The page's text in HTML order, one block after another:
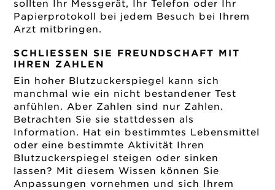
sollten Ihr Messgerät, Ihr Telefon oder Ihr
Papierprotokoll bei jedem Besuch bei Ihrem
Arzt mitbringen.
SCHLIESSEN SIE FREUNDSCHAFT MIT I
HREN ZAHLEN
Ein hoher Blutzuckerspiegel kann sich
manchmal wie ein nicht bestandener Test
anfühlen. Aber Zahlen sind nur Zahlen.
Betrachten Sie sie stattdessen als
Information. Hat ein bestimmtes Lebensmittel
oder eine bestimmte Aktivität Ihren
Blutzuckerspiegel steigen oder sinken
lassen? Mit diesem Wissen können Sie
Anpassungen vornehmen und sich Ihrem